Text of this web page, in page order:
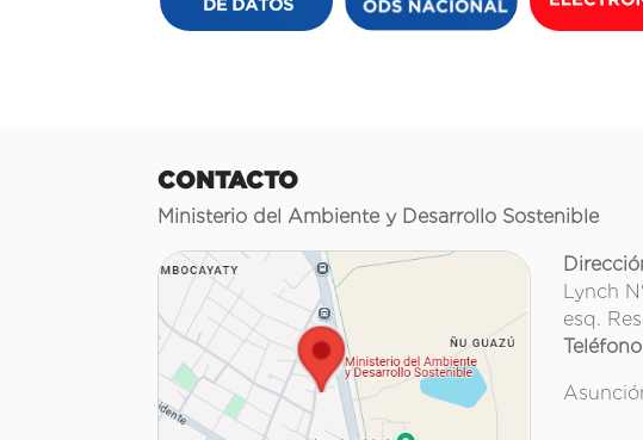
CONTACTO
Ministerio del Ambiente y Desarrollo Sostenible
Lynch
esq.
Teléfono